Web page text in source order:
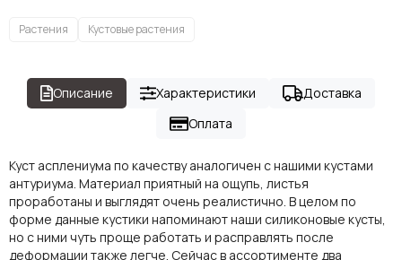
Растения Кустовые растения
Описание Характеристики
Доставка
Оплата
Куст асплениума по качеству аналогичен с нашими кустами
антуриума. Материал приятный на ощупь, листья
проработаны и выглядят очень реалистично. В целом по
форме данные кустики напоминают наши силиконовые кусты,
но с ними чуть проще работать и расправлять после
деформации также легче. Сейчас в ассортименте два